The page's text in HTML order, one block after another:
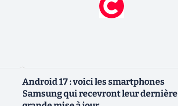
Android 17 : voici les smartphones
Samsung qui recevront leur dernière